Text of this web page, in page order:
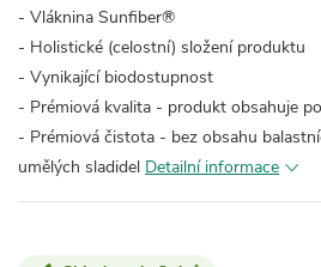
- Vláknina Sunfiber®
- Holistické (celostní) složení produktu
- Vynikající biodostupnost
- Prémiová kvalita - produkt obsahuje
- Prémiová čistota - bez obsahu
umělých sladidel Detailní informace